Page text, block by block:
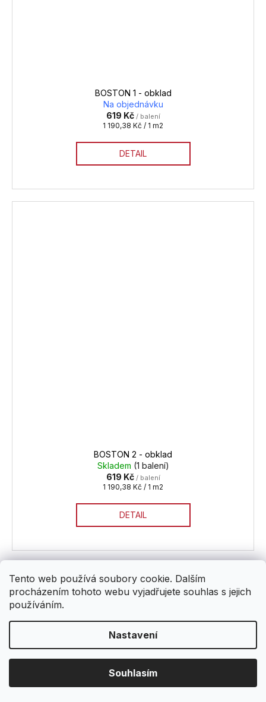
Tento web používá soubory cookie. Dalším
procházením tohoto webu vyjadřujete souhlas s jejich
používáním.
Nastavení
Souhlasím
BOSTON 1 - obklad
Na objednávku
619 Kč / balení
Měrná
1 190,38 Kč / 1 m2
DETAIL
BOSTON 2 - obklad
Skladem (1 balení)
619 Kč / balení
Měrná
1 190,38 Kč / 1 m2
DETAIL